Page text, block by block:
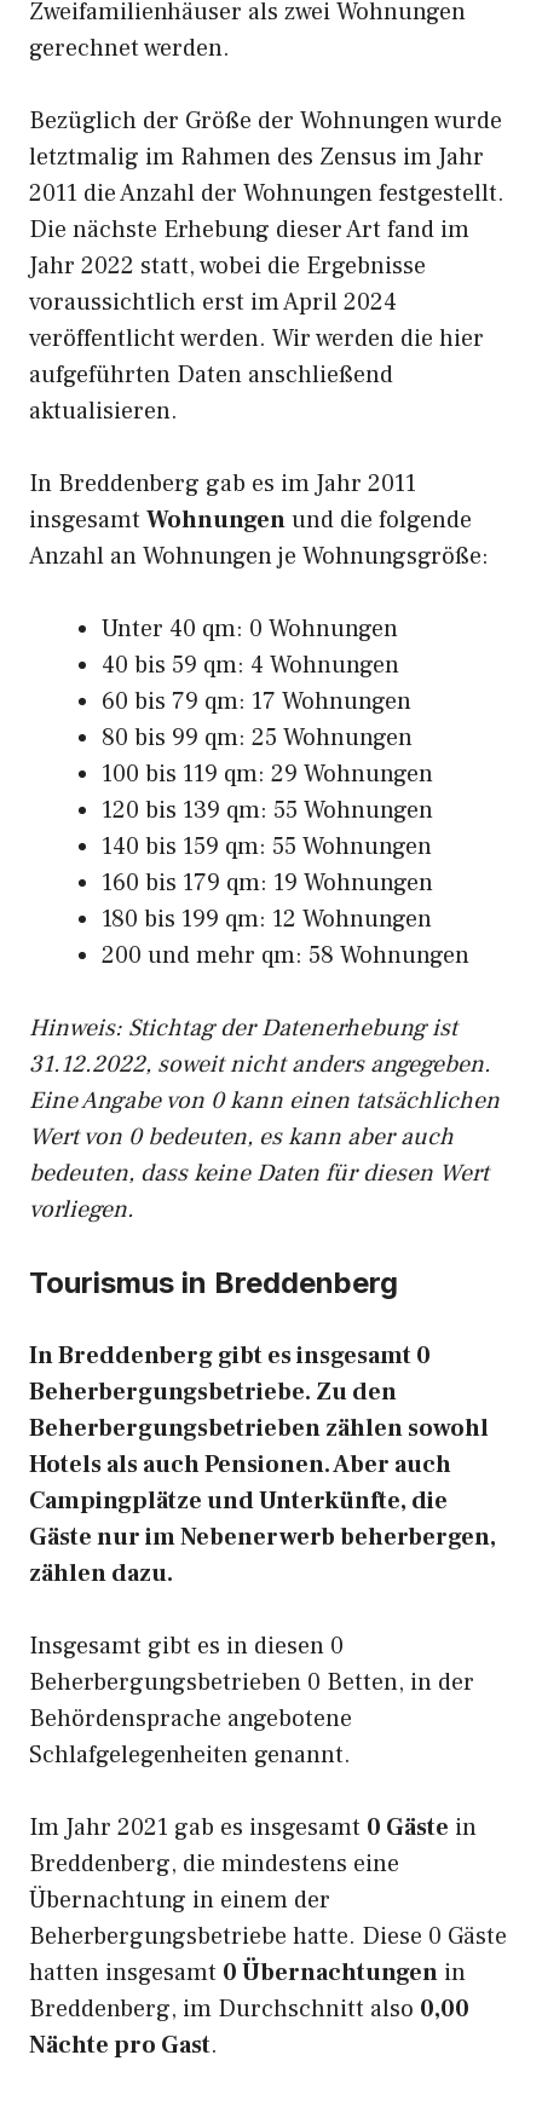
Zweifamilienhäuser als zwei Wohnungen
gerechnet werden.
Bezüglich der Größe der Wohnungen wurde
letztmalig im Rahmen des Zensus im Jahr
2011 die Anzahl der Wohnungen festgestellt.
Die nächste Erhebung dieser Art fand im
Jahr 2022 statt, wobei die Ergebnisse
voraussichtlich erst im April 2024
veröffentlicht werden. Wir werden die hier
aufgeführten Daten anschließend
aktualisieren.
In Breddenberg gab es im Jahr 2011
insgesamt Wohnungenund die folgende
Anzahl an Wohnungen je Wohnungsgröße:
Unter 40 qm: 0 Wohnungen
40 bis 59 qm: 4 Wohnungen
60 bis 79 qm: 17 Wohnungen
80 bis 99 qm: 25 Wohnungen
100 bis 119 qm: 29 Wohnungen
120 bis 139 qm: 55 Wohnungen
140 bis 159 qm: 55 Wohnungen
160 bis 179 qm: 19 Wohnungen
180 bis 199 qm: 12 Wohnungen
200 und mehr qm: 58 Wohnungen
Hinweis: Stichtag der Datenerhebung ist
31.12.2022, soweit nicht anders angegeben.
Eine Angabe von 0 kann einen tatsächlichen
Wert von 0 bedeuten, es kann aber auch
bedeuten, dass keine Daten für diesen Wert
vorliegen.
Tourismus in Breddenberg
In Breddenberg gibt es insgesamt 0
Beherbergungsbetriebe. Zu den
Beherbergungsbetrieben zählen sowohl
Hotels als auch Pensionen. Aber auch
Campingplätze und Unterkünfte, die
Gäste nur im Nebenerwerb beherbergen,
zählen dazu.
Insgesamt gibt es in diesen 0
Beherbergungsbetrieben 0 Betten, in der
Behördensprache angebotene
Schlafgelegenheiten genannt.
Im Jahr 2021 gab es insgesamt 0 Gäste in
Breddenberg, die mindestens eine
Übernachtung in einem der
Beherbergungsbetriebe hatte. Diese 0 Gäste
hatten insgesamt 0 Übernachtungen in
Breddenberg, im Durchschnitt also 0,00
Nächte pro Gast.